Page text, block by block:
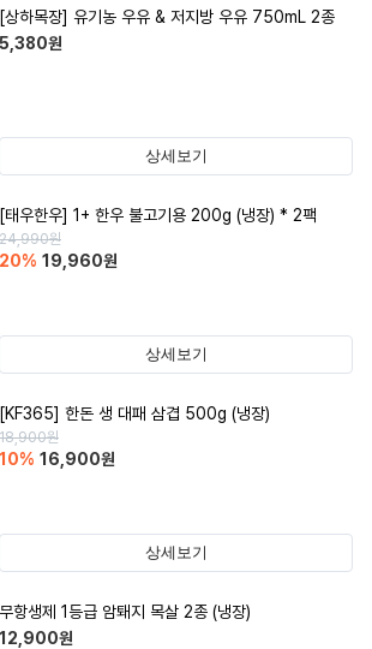
[상하목장] 유기농 우유 & 저지방 우유 750mL 2종
5,380원
상세보기
[태우한우] 1+ 한우 불고기용 200g (냉장) * 2팩
24,990원
20% 19,960원
상세보기
[KF365] 한돈 생 대패 삼겹 500g (냉장)
18,900원
10% 16,900원
상세보기
무항생제 1등급 암퇘지 목살 2종 (냉장)
12,900원